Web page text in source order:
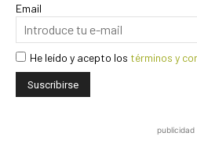
Email
He leído y acepto los términos y
publicidad